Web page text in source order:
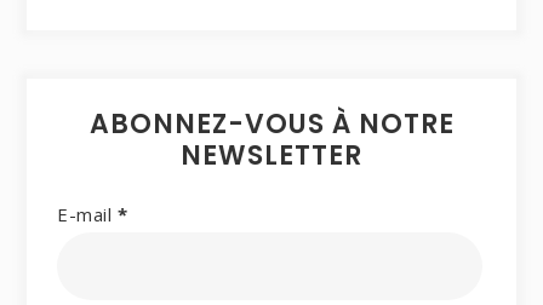
ABONNEZ-VOUS À NOTRE
NEWSLETTER
E-mail *